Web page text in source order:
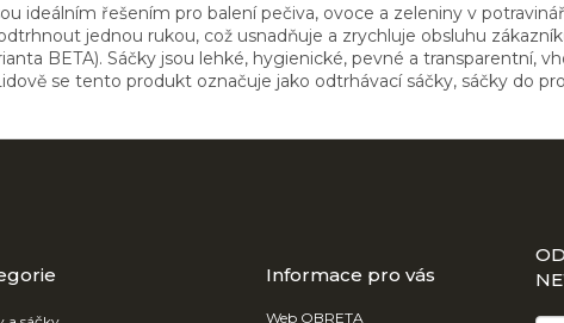
ideálním řešením pro balení pečiva, ovoce a zeleniny v
jednou rukou, což usnadňuje a zrychluje obsluhu
BETA). Sáčky jsou lehké, hygienické, pevné a transparentní,
se tento produkt označuje jako odtrhávací sáčky, sáčky do
Informace pro vás
Web OBRETA